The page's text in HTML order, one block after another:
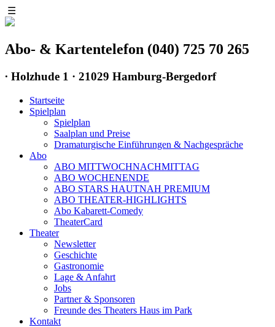
☰
Abo- & Kartentelefon (040) 725 70 265
∙ Holzhude 1 · 21029 Hamburg-Bergedorf
Startseite
Spielplan
Spielplan
Saalplan und Preise
Dramaturgische Einführungen & Nachgespräche
Abo
ABO MITTWOCHNACHMITTAG
ABO WOCHENENDE
ABO STARS HAUTNAH PREMIUM
ABO THEATER-HIGHLIGHTS
Abo Kabarett-Comedy
TheaterCard
Theater
Newsletter
Geschichte
Gastronomie
Lage & Anfahrt
Jobs
Partner & Sponsoren
Freunde des Theaters Haus im Park
Kontakt